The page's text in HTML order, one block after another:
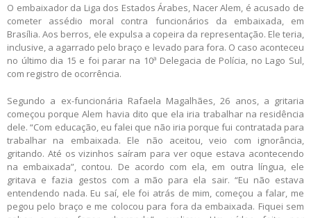
O embaixador da Liga dos Estados Árabes, Nacer Alem, é acusado de
cometer assédio moral contra funcionários da embaixada, em
Brasília. Aos berros, ele expulsa a copeira da representação. Ele teria,
inclusive, a agarrado pelo braço e levado para fora. O caso aconteceu
no último dia 15 e foi parar na 10ª Delegacia de Polícia, no Lago Sul,
com registro de ocorrência.
Segundo a ex-funcionária Rafaela Magalhães, 26 anos, a gritaria
começou porque Alem havia dito que ela iria trabalhar na residência
dele. “Com educação, eu falei que não iria porque fui contratada para
trabalhar na embaixada. Ele não aceitou, veio com ignorância,
gritando. Até os vizinhos saíram para ver oque estava acontecendo
na embaixada”, contou. De acordo com ela, em outra língua, ele
gritava e fazia gestos com a mão para ela sair. “Eu não estava
entendendo nada. Eu saí, ele foi atrás de mim, começou a falar, me
pegou pelo braço e me colocou para fora da embaixada. Fiquei sem